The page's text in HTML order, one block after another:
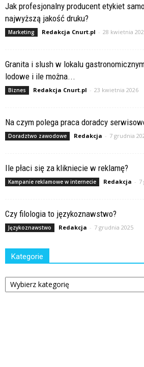
Jak profesjonalny producent etykiet
najwyższą jakość druku?
Marketing Redakcja Cnurt.pl - 28 kwietnia
Granita i slush w lokalu
lodowe i ile można...
Biznes Redakcja Cnurt.pl - 23 kwietnia 2026
Na czym polega praca doradcy
Doradztwo zawodowe Redakcja - 7 grudnia
Ile płaci się za klikniecie w reklamę?
Kampanie reklamowe w internecie Redakcja - 7
Czy filologia to językoznawstwo?
Językoznawstwo Redakcja - 7 grudnia 2025
Kategorie
Kategorie